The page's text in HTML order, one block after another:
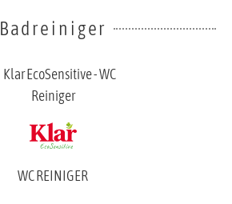
Badreiniger
WC REINIGER